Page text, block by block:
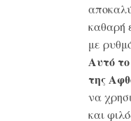
καθαρή
με
Αυτό
της
να
και